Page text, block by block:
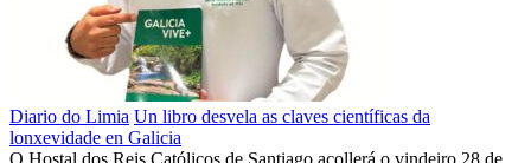
Diario do Limia Un libro desvela as claves científicas da
lonxevidade en Galicia
O Hostal dos Reis Católicos de Santiago acollerá o vindeiro 28 de